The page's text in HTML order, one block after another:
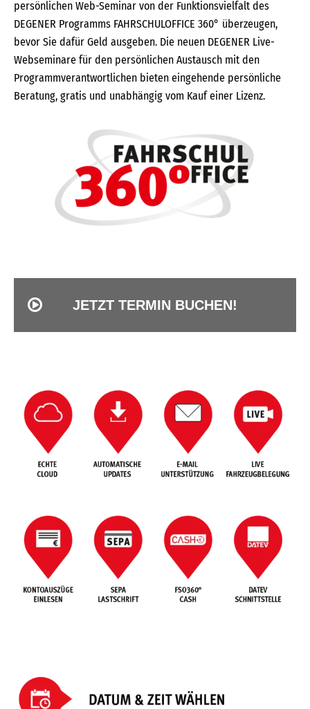
persönlichen Web-Seminar von der Funktionsvielfalt des
DEGENER Programms FAHRSCHULOFFICE 360° überzeugen,
bevor Sie dafür Geld ausgeben. Die neuen DEGENER Live-
Webseminare für den persönlichen Austausch mit den
Programmverantwortlichen bieten eingehende persönliche
Beratung, gratis und unabhängig vom Kauf einer Lizenz.
JETZT TERMIN BUCHEN!